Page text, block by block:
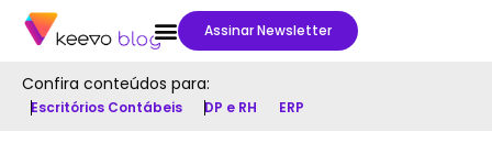
Assinar Newsletter
Confira conteúdos para:
Escritórios Contábeis DP e RH ERP